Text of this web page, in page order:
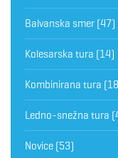
Balvanska smer (47)
Kolesarska tura (14)
Kombinirana tura
Ledno-snežna tura
Novice (53)